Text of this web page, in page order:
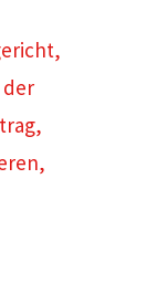
,
der
,
,